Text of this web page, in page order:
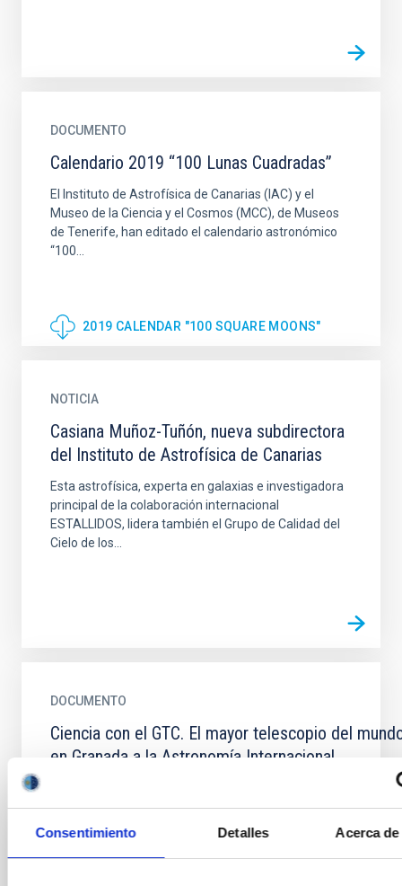
Consentimiento Detalles Acerca
DOCUMENTO
Calendario 2019 “100 Lunas Cuadradas”
El Instituto de Astrofísica de Canarias (IAC) y el
Museo de la Ciencia y el Cosmos (MCC), de Museos
de Tenerife, han editado el calendario astronómico
“100...
2019 CALENDAR "100 SQUARE MOONS"
NOTICIA
Casiana Muñoz-Tuñón, nueva subdirectora
del Instituto de Astrofísica de Canarias
Esta astrofísica, experta en galaxias e investigadora
principal de la colaboración internacional
ESTALLIDOS, lidera también el Grupo de Calidad del
Cielo de los...
DOCUMENTO
Ciencia con el GTC. El mayor telescopio del
en Granada a la Astronomía Internacional
IAC NOTICIAS. Edición especial. I Congreso Internacional
con el Gran Telescopio CANARIAS (GTC).